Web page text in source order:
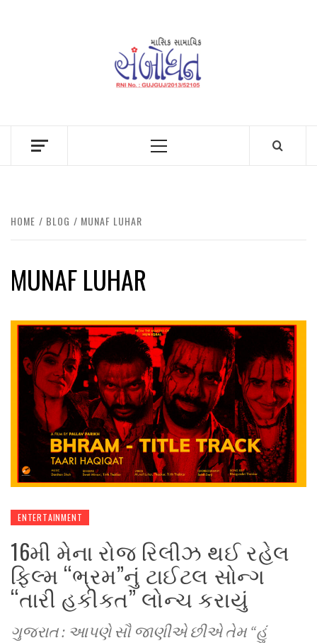
Primary
HOME BLOG MUNAF LUHAR
MUNAF LUHAR
ENTERTAINMENT
16મી મેના રોજ રિલીઝ થઈ રહેલ
ફિલ્મ “ભ્રમ”નું ટાઈટલ સોન્ગ
“તારી હકીકત” લોન્ચ કરાયું
ગુજરાત : આપણે સૌ જાણીએ છીએ તેમ “હું